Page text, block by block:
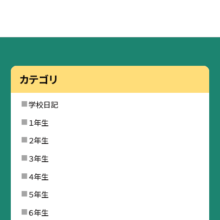
カテゴリ
学校日記
１年生
２年生
３年生
４年生
５年生
６年生